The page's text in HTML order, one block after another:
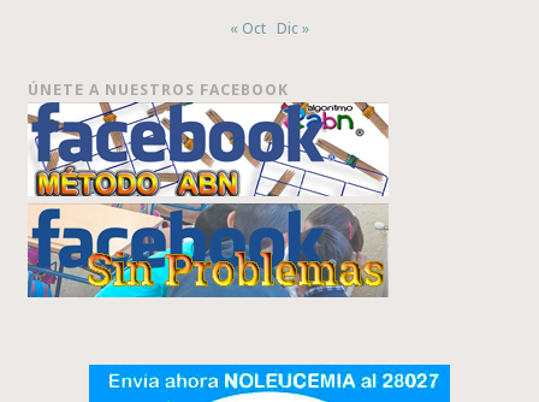
« Oct Dic »
ÚNETE A NUESTROS FACEBOOK